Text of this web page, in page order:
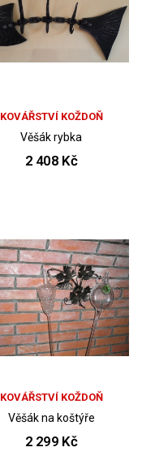
KOVÁŘSTVÍ KOŽDOŇ
Věšák rybka
2 408 Kč
KOVÁŘSTVÍ KOŽDOŇ
Věšák na koštýře
2 299 Kč